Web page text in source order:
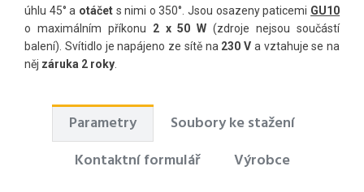
úhlu 45° a otáčet s nimi o 350°. Jsou osazeny paticemi GU10
o maximálním příkonu 2 x 50 W (zdroje nejsou součástí
balení). Svítidlo je napájeno ze sítě na 230 V a vztahuje se na
něj záruka 2 roky
Parametry
Soubory ke stažení
Kontaktní formulář
Výrobce